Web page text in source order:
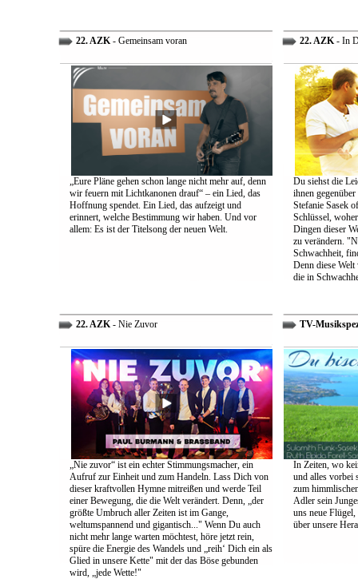
22. AZK- Gemeinsam voran
„Eure Pläne gehen schon lange nicht mehr auf, denn
wir feuern mit Lichtkanonen drauf“ – ein Lied, das
Hoffnung spendet. Ein Lied, das aufzeigt und
erinnert, welche Bestimmung wir haben. Und vor
allem: Es ist der Titelsong der neuen Welt.
22. AZK- In
Du siehst die
ihnen
Stefanie Sasek
Schlüssel,
Dingen dieser
zu verändern.
Schwachheit,
Denn diese Welt
die in
22. AZK- Nie Zuvor
„Nie zuvor“ ist ein echter Stimmungsmacher, ein
Aufruf zur Einheit und zum Handeln. Lass Dich von
dieser kraftvollen Hymne mitreißen und werde Teil
einer Bewegung, die die Welt verändert. Denn, „der
größte Umbruch aller Zeiten ist im Gange,
weltumspannend und gigantisch..." Wenn Du auch
nicht mehr lange warten möchtest, höre jetzt rein,
spüre die Energie des Wandels und „reih‘ Dich ein als
Glied in unsere Kette" mit der das Böse gebunden
wird, „jede Wette!"
TV-
In Zeiten, wo
und alles vorbei
zum
Adler sein
uns neue
über unsere